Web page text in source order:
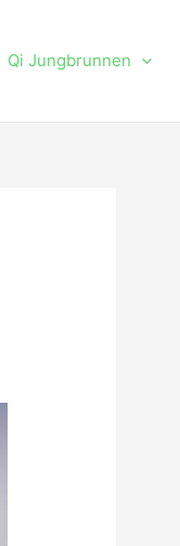
Qi Jungbrunnen